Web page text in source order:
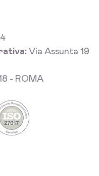
Via Assunta 19
- ROMA